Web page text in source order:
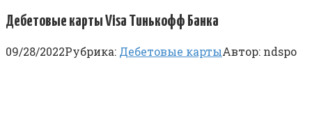
Дебетовые карты Visa Тинькофф Банка
09/28/2022Рубрика: Дебетовые картыАвтор: ndspo